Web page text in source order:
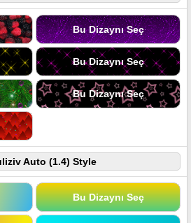
Bu Dizaynı Seç
Bu Dizaynı Seç
Bu Dizaynı Seç
Auto (1.4) Style
Bu Dizaynı Seç